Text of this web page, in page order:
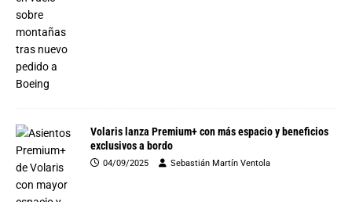
Volaris lanza Premium+ con más espacio y beneficios
exclusivos a bordo
04/09/2025 Sebastián Martín Ventola